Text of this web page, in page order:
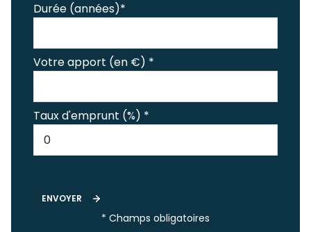
Durée (années)*
Votre apport (en €) *
Taux d'emprunt (%) *
ENVOYER
* Champs obligatoires